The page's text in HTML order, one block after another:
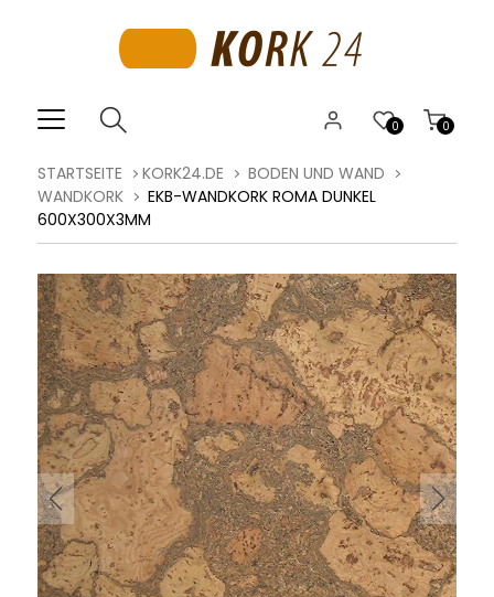
0
0
STARTSEITE KORK24.DE
BODEN UND WAND
WANDKORK
EKB-WANDKORK ROMA DUNKEL
600X300X3MM